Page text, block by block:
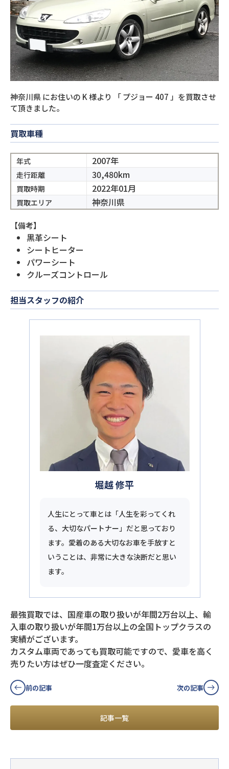
閉じる
神奈川県にお住いの K様より 「プジョー 407 」を買取させ
て頂きました。
買取車種
年式 2007年
走行距離 30,480km
買取時期 2022年01月
買取エリア 神奈川県
【備考】
黒革シート
シートヒーター
パワーシート
クルーズコントロール
担当スタッフの紹介
堀越 修平
人生にとって車とは「人生を彩ってくれ
る、大切なパートナー」だと思っており
ます。愛着のある大切なお車を手放すと
いうことは、非常に大きな決断だと思い
ます。
最強買取では、国産車の取り扱いが年間2万台以上、輸
入車の取り扱いが年間1万台以上の全国トップクラスの
実績がございます。
カスタム車両であっても買取可能ですので、愛車を高く
売りたい方はぜひ一度査定ください。
前の記事
記事一覧
次の記事